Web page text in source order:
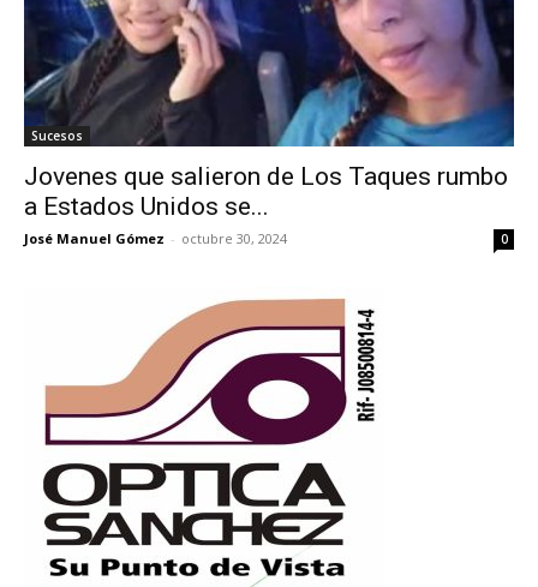
Sucesos
Jovenes que salieron de Los Taques rumbo
a Estados Unidos se...
José Manuel Gómez - octubre 30, 2024 0